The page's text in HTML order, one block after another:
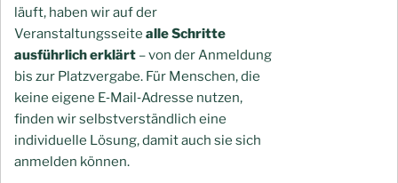
läuft, haben wir auf der
Veranstaltungsseite alle Schritte
ausführlich erklärt – von der Anmeldung
bis zur Platzvergabe. Für Menschen, die
keine eigene E‑Mail‑Adresse nutzen,
finden wir selbstverständlich eine
individuelle Lösung, damit auch sie sich
anmelden können.